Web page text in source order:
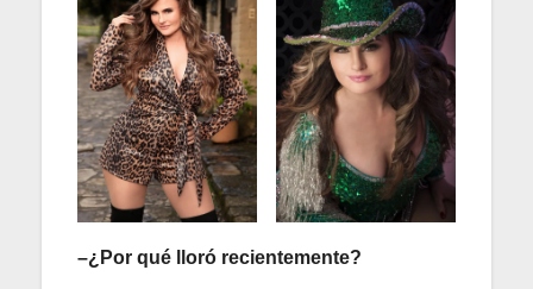
–¿Por qué lloró recientemente?